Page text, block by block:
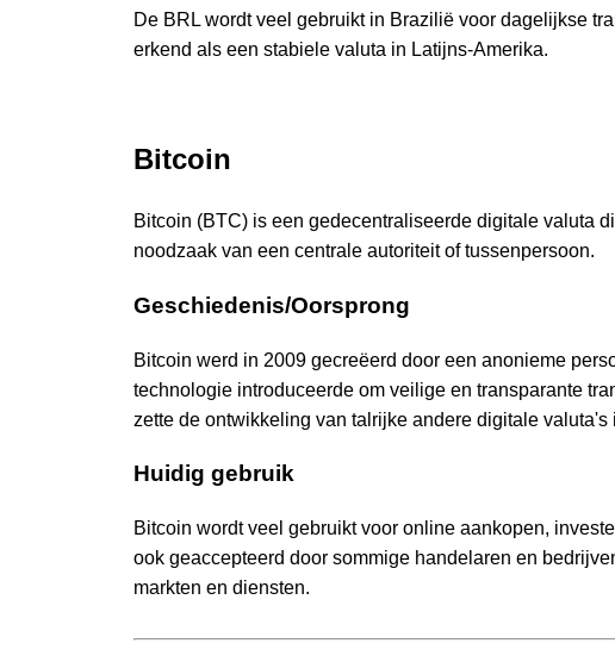
De BRL wordt veel gebruikt in Brazilië voor dagelijkse
erkend als een stabiele valuta in Latijns-Amerika.
Bitcoin
Bitcoin (BTC) is een gedecentraliseerde digitale valuta
noodzaak van een centrale autoriteit of tussenpersoon.
Geschiedenis/Oorsprong
Bitcoin werd in 2009 gecreëerd door een anonieme
technologie introduceerde om veilige en transparante
zette de ontwikkeling van talrijke andere digitale valuta's
Huidig gebruik
Bitcoin wordt veel gebruikt voor online aankopen,
ook geaccepteerd door sommige handelaren en
markten en diensten.